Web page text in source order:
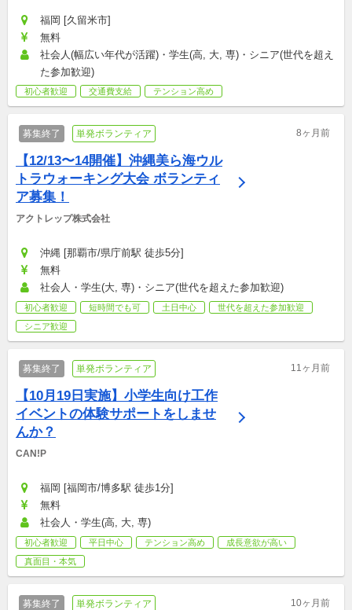
福岡 [久留米市]
無料
社会人(幅広い年代が活躍)・学生(高, 大, 専)・シニア(世代を超え
た参加歓迎)
初心者歓迎 交通費支給 テンション高め
募集終了 単発ボランティア 8ヶ月前
【12/13〜14開催】沖縄美ら海ウル
トラウォーキング大会 ボランティ
ア募集！
アクトレップ株式会社
沖縄 [那覇市/県庁前駅 徒歩5分]
無料
社会人・学生(大, 専)・シニア(世代を超えた参加歓迎)
初心者歓迎 短時間でも可 土日中心
世代を超えた参加歓迎
シニア歓迎
募集終了 単発ボランティア 11ヶ月前
【10月19日実施】小学生向け工作
イベントの体験サポートをしませ
んか？
CAN!P
福岡 [福岡市/博多駅 徒歩1分]
無料
社会人・学生(高, 大, 専)
初心者歓迎 平日中心 テンション高め
成長意欲が高い
真面目・本気
募集終了 単発ボランティア 10ヶ月前